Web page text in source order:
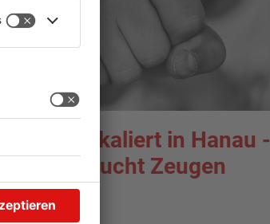
Streit eskaliert in Hanau -
Polizei sucht Zeugen